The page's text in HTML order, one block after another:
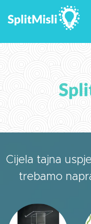
Cijela tajna
trebamo